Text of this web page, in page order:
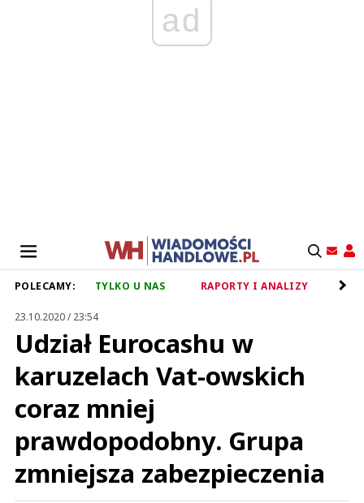
ad
POLECAMY: TYLKO U NAS RAPORTY I ANALIZY
23.10.2020 / 23:54
Udział Eurocashu w
karuzelach Vat-owskich
coraz mniej
prawdopodobny. Grupa
zmniejsza zabezpieczenia